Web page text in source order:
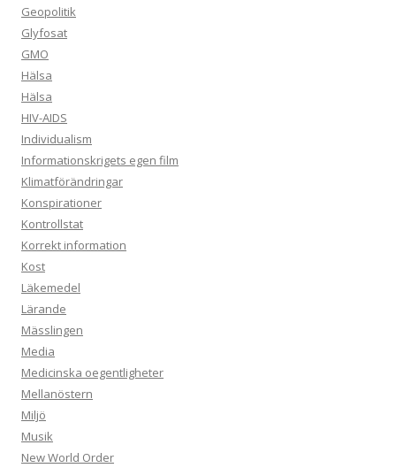
Geopolitik
Glyfosat
GMO
Hälsa
Hälsa
HIV-AIDS
Individualism
Informationskrigets egen film
Klimatförändringar
Konspirationer
Kontrollstat
Korrekt information
Kost
Läkemedel
Lärande
Mässlingen
Media
Medicinska oegentligheter
Mellanöstern
Miljö
Musik
New World Order